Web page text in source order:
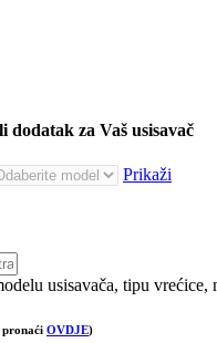
za Vaš usisavač
Prikaži
usisavača, tipu
pronaći OVDJE)